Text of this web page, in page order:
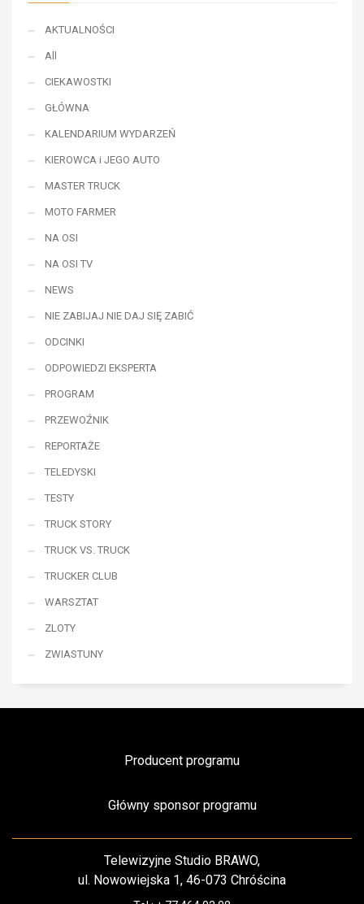
AKTUALNOŚCI
All
CIEKAWOSTKI
GŁÓWNA
KALENDARIUM WYDARZEŃ
KIEROWCA i JEGO AUTO
MASTER TRUCK
MOTO FARMER
NA OSI
NA OSI TV
NEWS
NIE ZABIJAJ NIE DAJ SIĘ ZABIĆ
ODCINKI
ODPOWIEDZI EKSPERTA
PROGRAM
PRZEWOŹNIK
REPORTAŻE
TELEDYSKI
TESTY
TRUCK STORY
TRUCK VS. TRUCK
TRUCKER CLUB
WARSZTAT
ZLOTY
ZWIASTUNY
Producent programu
Główny sponsor programu
Telewizyjne Studio BRAWO,
ul. Nowowiejska 1, 46-073 Chróścina